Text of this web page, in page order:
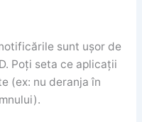
sunt ușor de
Poți seta ce aplicații
(ex: nu deranja în